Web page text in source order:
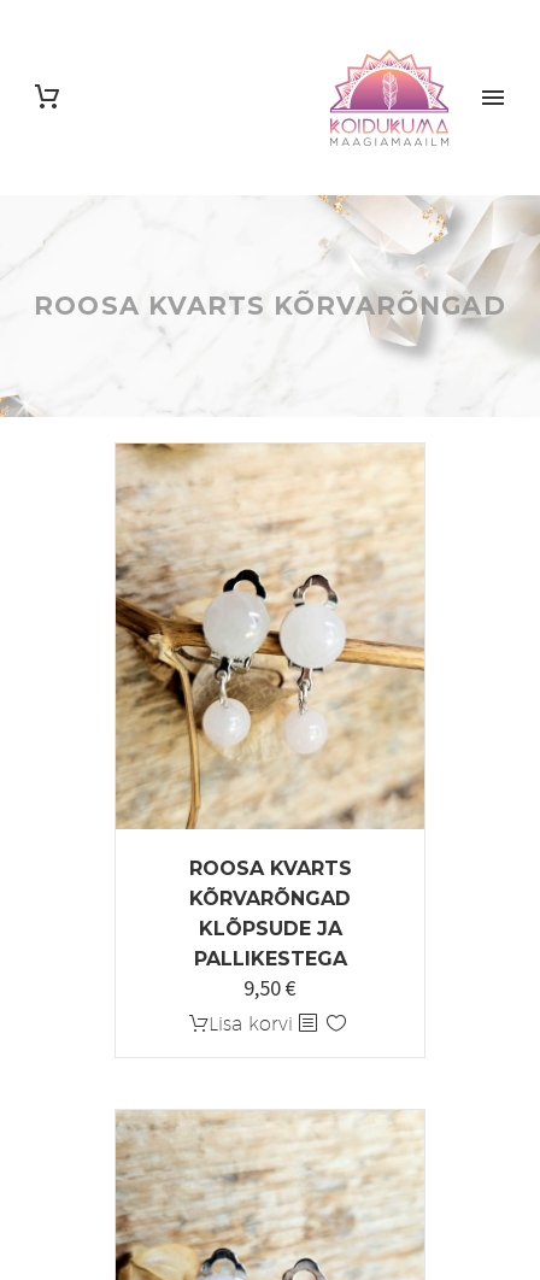
ROOSA KVARTS KÕRVARÕNGAD
ROOSA KVARTS
KÕRVARÕNGAD
KLÕPSUDE JA
PALLIKESTEGA
9,50€
Lisa korvi